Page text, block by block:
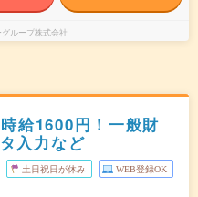
ループ株式会社
給1600円！一般財
入力など
土日祝日が休み WEB登録OK